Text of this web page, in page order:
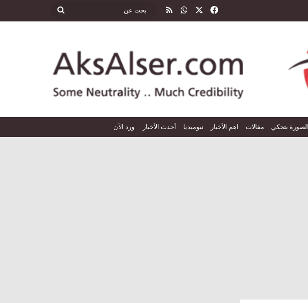
فيسبوك واتسابملخص الموقع RSS بحث
الصورة بتحكي مقالات اهم الأخبار نيوميديا أحدث الأخبار ورد الآن